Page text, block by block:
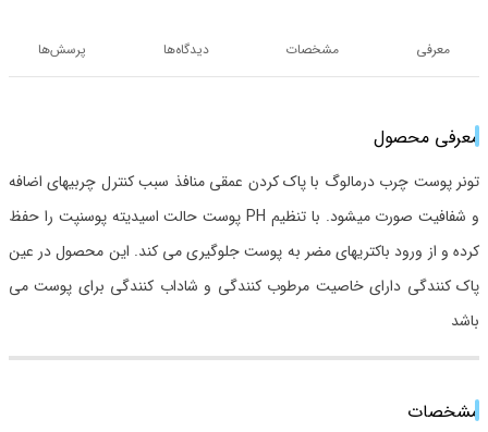
معرفی مشخصات دیدگاه‌ها پرسش‌ها
معرفی محصول
تونر پوست چرب درمالوگ با پاک کردن عمقی منافذ سبب کنترل چربیهای اضافه
و شفافیت صورت میشود. با تنظیم PH پوست حالت اسیدیته پوسنپت را حفظ
کرده و از ورود باکتریهای مضر به پوست جلوگیری می کند. این محصول در عین
پاک کنندگی دارای خاصیت مرطوب کنندگی و شاداب کنندگی برای پوست می
باشد
مشخصات